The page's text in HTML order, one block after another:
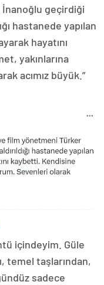
İnanoğlu geçirdiği
hastanede yapılan
hayatını
yakınlarına
acımız büyük.”
içindeyim. Güle
temel taşlarından,
sadece